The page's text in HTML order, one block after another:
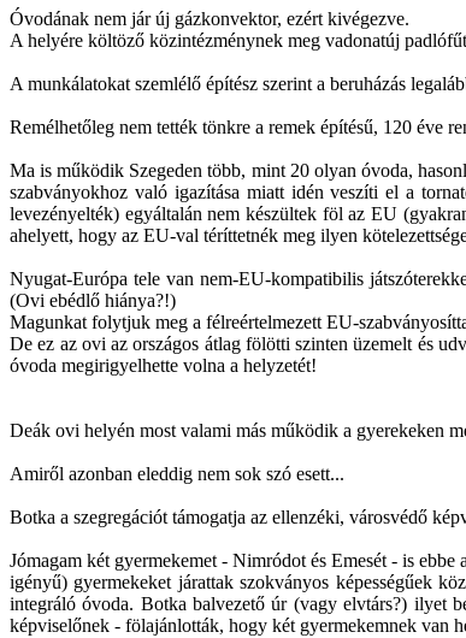
Óvodának nem jár új gázkonvektor, ezért kivégezve.
A helyére költöző közintézménynek meg vadonatúj
A munkálatokat szemlélő építész szerint a beruházás
Remélhetőleg nem tették tönkre a remek építésű, 120 éve
Ma is működik Szegeden több, mint 20 olyan óvoda,
szabványokhoz való igazítása miatt idén veszíti el a
levezényelték) egyáltalán nem készültek föl az EU
ahelyett, hogy az EU-val téríttetnék meg ilyen
Nyugat-Európa tele van nem-EU-kompatibilis
(Ovi ebédlő hiánya?!)
Magunkat folytjuk meg a félreértelmezett EU-
De ez az ovi az országos átlag fölötti szinten üzemelt és
óvoda megirigyelhette volna a helyzetét!
Deák ovi helyén most valami más működik a gyerekeken
Amiről azonban eleddig nem sok szó esett...
Botka a szegregációt támogatja az ellenzéki, városvédő
Jómagam két gyermekemet - Nimródot és Emesét - is
igényű) gyermekeket járattak szokványos képességűek
integráló óvoda. Botka balvezető úr (vagy elvtárs?) ilyet
képviselőnek - fölajánlották, hogy két gyermekemnek van